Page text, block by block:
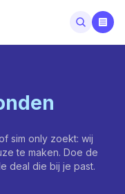
sim only zoekt: wij
te maken. Doe de
deal die bij je past.